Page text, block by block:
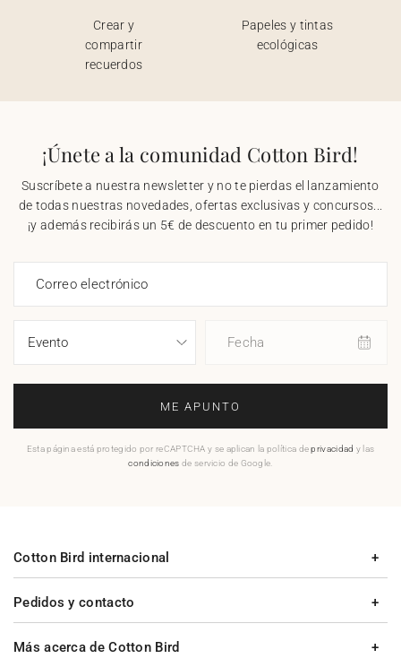
Crear y
compartir
recuerdos
Papeles y tintas
ecológicas
¡Únete a la comunidad Cotton Bird!
Suscríbete a nuestra newsletter y no te pierdas el lanzamiento
de todas nuestras novedades, ofertas exclusivas y concursos...
¡y además recibirás un 5€ de descuento en tu primer pedido!
Correo electrónico
Fecha
ME APUNTO
Esta página está protegido por reCAPTCHA y se aplican la política deprivacidad y las
condiciones de servicio de Google.
Pedidos y contacto
Más acerca de Cotton Bird
Cotton Bird internacional